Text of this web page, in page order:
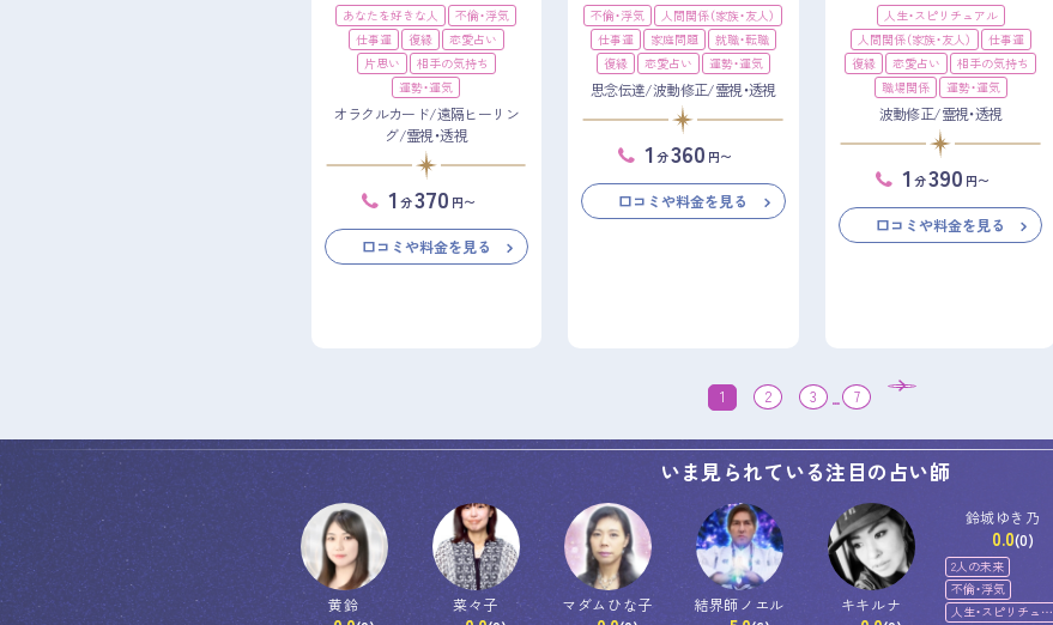
あなたを好きな人
不倫・浮気
仕事運
復縁
恋愛占い
片思い
相手の気持ち
運勢・運気
オラクルカード/遠隔ヒーリン
グ/霊視・透視
1 分370 円〜
口コミや料金を見る
不倫・浮気
人間関係（家族・友人）
仕事運
家庭問題
就職・転職
復縁
恋愛占い 運勢・運気
思念伝達/波動修正/霊視・透視
1 分360 円〜
口コミや料金を見る
人生・スピリチュアル
人間関係（家族・友人）
仕事運
復縁
恋愛占い
相手の気持ち
職場関係
運勢・運気
波動修正/霊視・透視
1 分390 円〜
口コミや料金を見る
1 2 3 ... 7
いま見られている注目の占い師
黄鈴 菜々子 マダムひな子 結界師ノエル キキルナ
鈴城ゆき乃
0.0(0)
2人の未来
不倫・浮気
人生・スピリチュア